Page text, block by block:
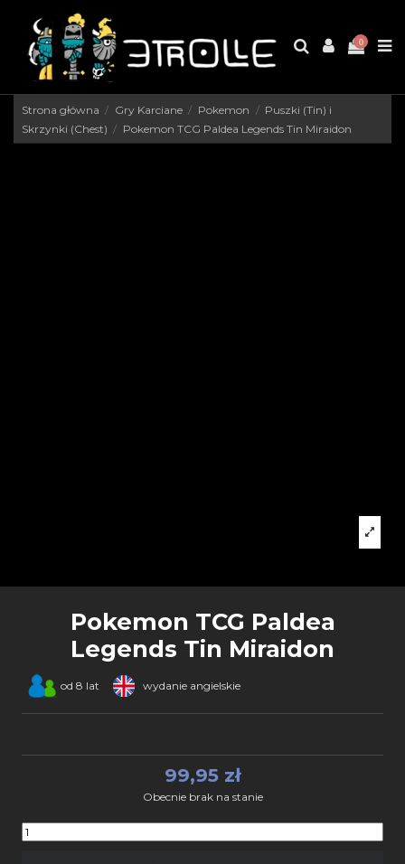
0
Strona główna Gry Karciane Pokemon
Puszki (Tin) i
Skrzynki (Chest)
Pokemon TCG Paldea Legends Tin Miraidon
Pokemon TCG Paldea
Legends Tin Miraidon
od 8 lat wydanie angielskie
99,95 zł
Obecnie brak na stanie